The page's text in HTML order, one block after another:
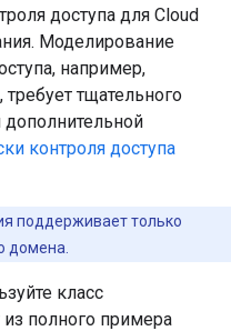
доступа для Cloud
Моделирование
например,
тщательного
контроля доступа
поддерживает только
домена.
класс
полного примера